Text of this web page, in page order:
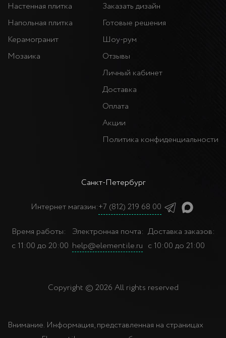
Санкт-Петербург
Интернет магазин:+7 (812) 219 68 00
Время работы:
с 11:00 до 20:00
Электронная почта:
help@elementile.ru
Доставка заказов:
с 10:00 до 21:00
Настенная плитка
Напольная плитка
Керамогранит
Мозаика
Заказать дизайн
Готовые решения
Шоу-рум
Отзывы
Личный кабинет
Доставка
Оплата
Акции
Политика конфиденциальности
Copyright © 2026 All rights reserved
Внимание. Информация, представленная на страницах